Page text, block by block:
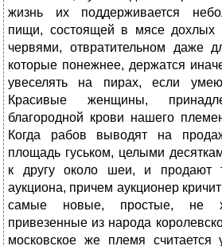
жизнь их поддерживается
пищи, состоящей в мясе дохлых
червями, отвратительном даже
которые понежнее, держатся
увеселять на пирах, если
Красивые женщины,
благородной крови нашего
Когда рабов выводят на
площадь гуськом, целыми
к другу около шеи, и продают
аукциона, причем аукционер
самые новые, простые, не
привезенные из народа
московское же племя